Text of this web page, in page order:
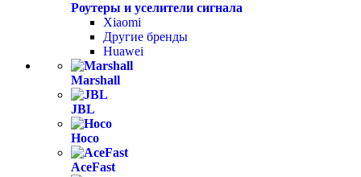
Роутеры и уселители сигнала
Xiaomi
Другие бренды
Huawei
Marshall
JBL
Hoco
AceFast